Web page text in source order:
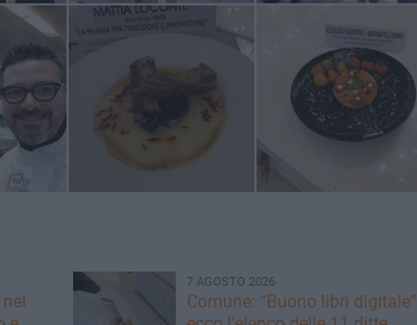
7 AGOSTO 2026
Comune: “Buono libri digitale”